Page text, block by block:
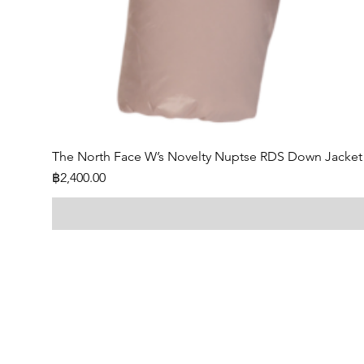
The North Face W’s Novelty Nuptse RDS Down Jacket
Price
฿2,400.00